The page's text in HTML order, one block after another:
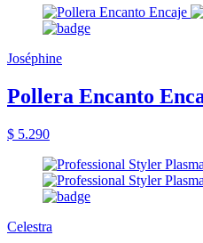
Joséphine
Pollera Encanto
$ 5.290
Celestra